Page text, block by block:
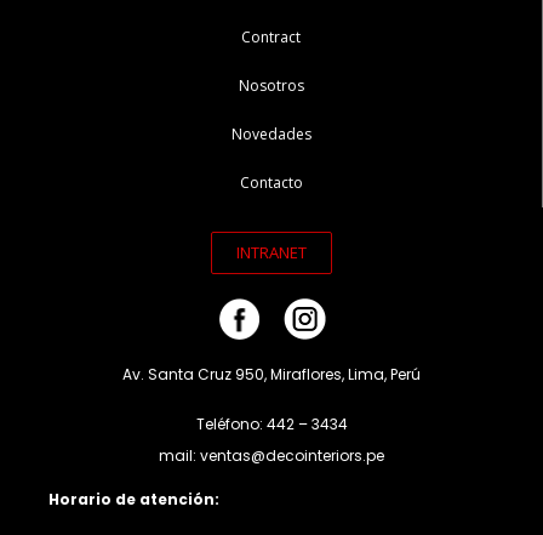
Contract
Nosotros
Novedades
Contacto
INTRANET
Av. Santa Cruz 950, Miraflores, Lima, Perú
Teléfono: 442 – 3434
mail: ventas@decointeriors.pe
Horario de atención: